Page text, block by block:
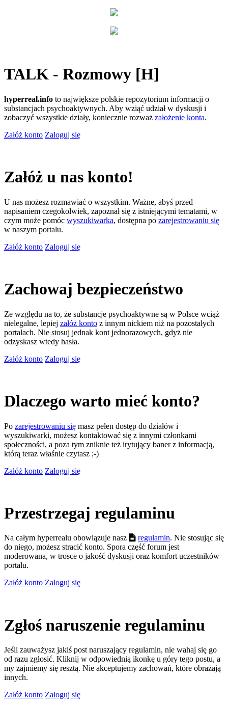
TALK - Rozmowy [H]
hyperreal.info to największe polskie repozytorium informacji o
substancjach psychoaktywnych. Aby wziąć udział w dyskusji i
zobaczyć wszystkie działy, koniecznie rozważ założenie konta.
Załóż konto Zaloguj się
Załóż u nas konto!
U nas możesz rozmawiać o wszystkim. Ważne, abyś przed
napisaniem czegokolwiek, zapoznał się z istniejącymi tematami, w
czym może pomóc wyszukiwarka, dostępna po zarejestrowaniu się
w naszym portalu.
Załóż konto Zaloguj się
Zachowaj bezpieczeństwo
Ze względu na to, że substancje psychoaktywne są w Polsce wciąż
nielegalne, lepiej załóż konto z innym nickiem niż na pozostałych
portalach. Nie stosuj jednak kont jednorazowych, gdyż nie
odzyskasz wtedy hasła.
Załóż konto Zaloguj się
Dlaczego warto mieć konto?
Po zarejestrowaniu się masz pełen dostęp do działów i
wyszukiwarki, możesz kontaktować się z innymi członkami
społeczności, a poza tym zniknie też irytujący baner z informacją,
którą teraz właśnie czytasz ;-)
Załóż konto Zaloguj się
Przestrzegaj regulaminu
Na całym hyperrealu obowiązuje nasz regulamin. Nie stosując się
do niego, możesz stracić konto. Spora część forum jest
moderowana, w trosce o jakość dyskusji oraz komfort uczestników
portalu.
Załóż konto Zaloguj się
Zgłoś naruszenie regulaminu
Jeśli zauważysz jakiś post naruszający regulamin, nie wahaj się go
od razu zgłosić. Kliknij w odpowiednią ikonkę u góry tego postu, a
my zajmiemy się resztą. Nie akceptujemy zachowań, które obrażają
innych.
Załóż konto Zaloguj się